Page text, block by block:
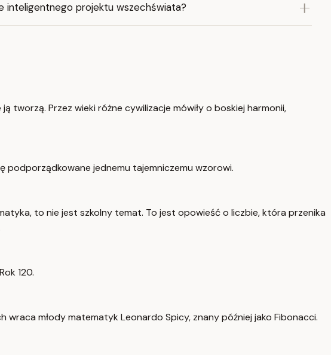
inteligentnego projektu wszechświata?
Przez wieki różne cywilizacje mówiły o boskiej harmonii,
podporządkowane jednemu tajemniczemu wzorowi.
to nie jest szkolny temat. To jest opowieść o liczbie, która przenika
120.
wraca młody matematyk Leonardo Spicy, znany później jako Fibonacci.